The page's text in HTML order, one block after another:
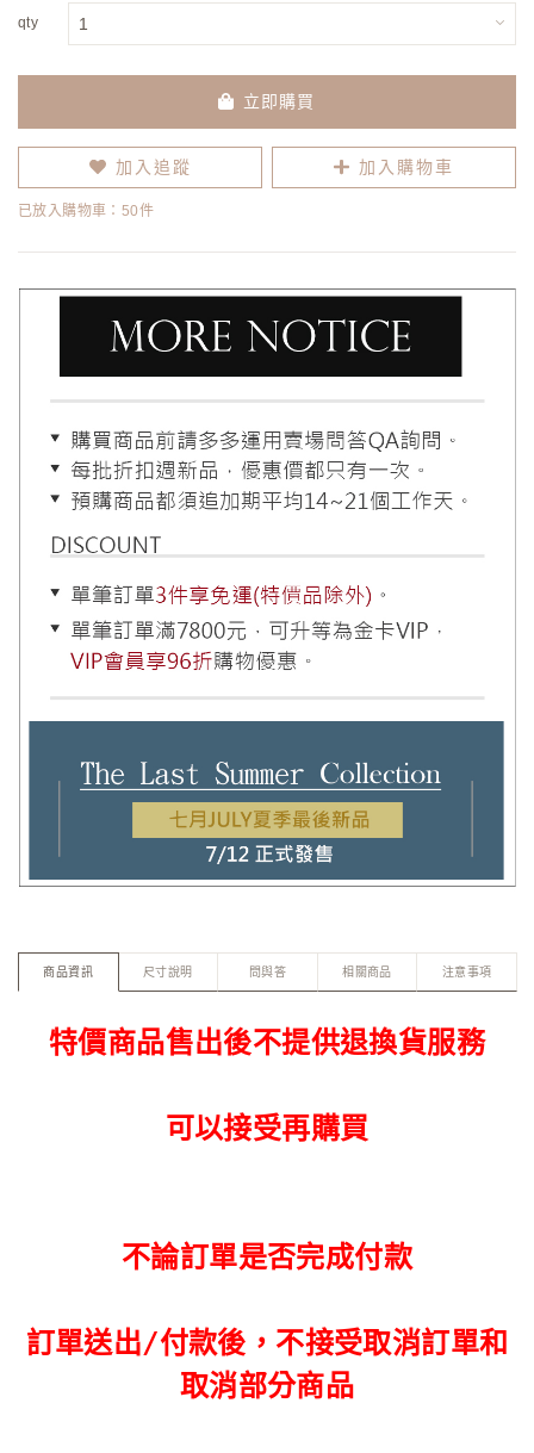
qty
立即購買
加入追蹤 加入購物車
已放入購物車：50件
商品資訊 尺寸說明 問與答 相關商品 注意事項
特價商品售出後不提供退換貨服務
可以接受再購買
不論訂單是否完成付款
訂單送出/付款後，不接受取消訂單和
取消部分商品